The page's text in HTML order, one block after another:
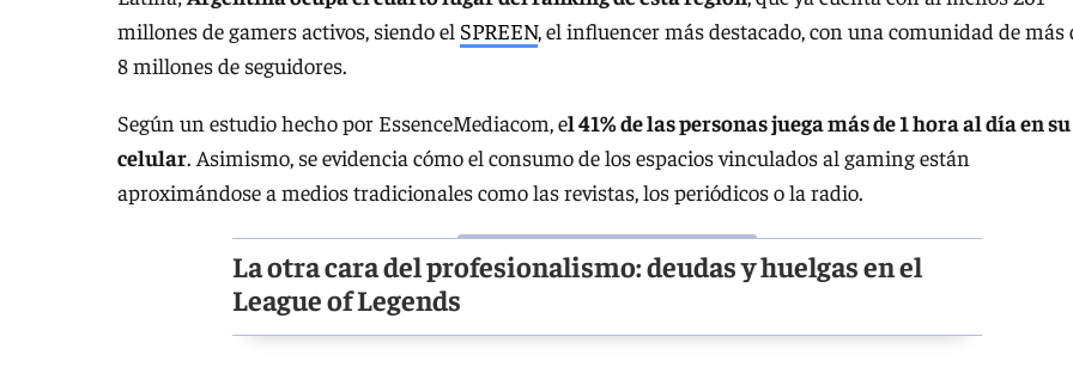
millones de gamers activos, siendo el SPREEN, el influencer más destacado, con una comunidad de más
8 millones de seguidores.
Según un estudio hecho por EssenceMediacom, el 41% de las personas juega más de 1 hora al día en su
celular. Asimismo, se evidencia cómo el consumo de los espacios vinculados al gaming están
aproximándose a medios tradicionales como las revistas, los periódicos o la radio.
La otra cara del profesionalismo: deudas y huelgas en el
League of Legends